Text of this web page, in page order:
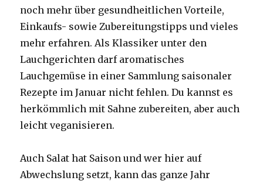
noch mehr über gesundheitlichen Vorteile,
Einkaufs- sowie Zubereitungstipps und vieles
mehr erfahren. Als Klassiker unter den
Lauchgerichten darf aromatisches
Lauchgemüse in einer Sammlung saisonaler
Rezepte im Januar nicht fehlen. Du kannst es
herkömmlich mit Sahne zubereiten, aber auch
leicht veganisieren.
Auch Salat hat Saison und wer hier auf
Abwechslung setzt, kann das ganze Jahr